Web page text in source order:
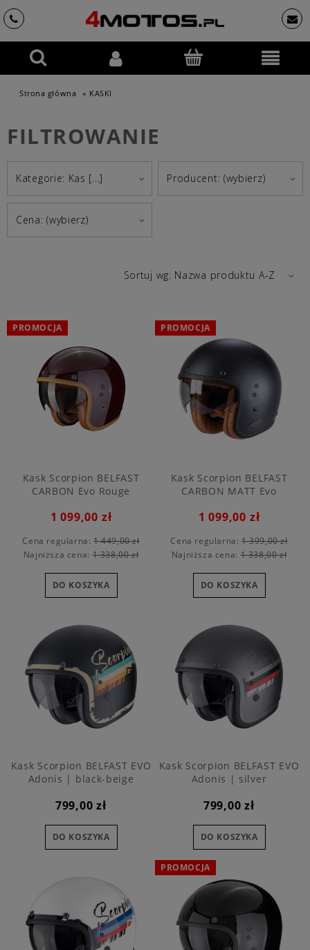
Strona główna » KASKI
FILTROWANIE
Kategorie: Kas [...] Producent: (wybierz)
Cena: (wybierz)
Sortuj wg: Nazwa produktu A-Z
Kask Scorpion BELFAST
CARBON Evo Rouge
1 099,00 zł
Cena regularna: 1 449,00 zł
Najniższa cena:1 338,00 zł
DO KOSZYKA
PROMOCJA
Kask Scorpion BELFAST
CARBON MATT Evo
1 099,00 zł
Cena regularna: 1 399,00 zł
Najniższa cena:1 338,00 zł
DO KOSZYKA
PROMOCJA
Kask Scorpion BELFAST EVO
Adonis | black-beige
799,00 zł
DO KOSZYKA
Kask Scorpion BELFAST EVO
Adonis | silver
799,00 zł
DO KOSZYKA
PROMOCJA